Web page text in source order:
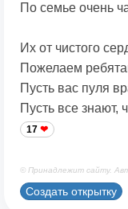
По семье очень
Их от чистого
Пожелаем
Пусть вас пуля
Пусть все знают,
17
© Принадлежит сайту.
Создать открытку